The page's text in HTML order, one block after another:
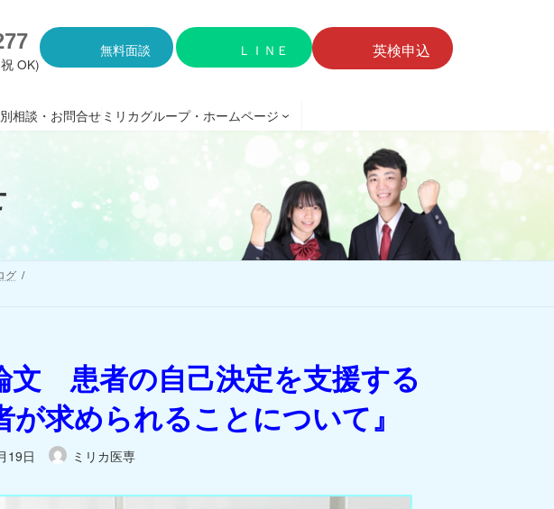
OK)
無料面談 ＬＩＮＥ 英検申込
相談・お問合せ ミリカグループ・ホームページ
グ
文 患者の自己決定を支援する
求められることについて』
19日 ミリカ医専